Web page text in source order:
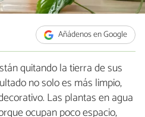
Añádenos en Google
quitando la tierra de sus
no solo es más limpio,
Las plantas en agua
ocupan poco espacio,